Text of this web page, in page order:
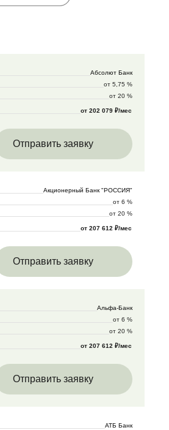
Абсолют Банк
от 5,75 %
от 20 %
от 202 079 ₽/мес
Отправить заявку
Акционерный Банк "РОССИЯ"
от 6 %
от 20 %
от 207 612 ₽/мес
Отправить заявку
Альфа-Банк
от 6 %
от 20 %
от 207 612 ₽/мес
Отправить заявку
АТБ Банк